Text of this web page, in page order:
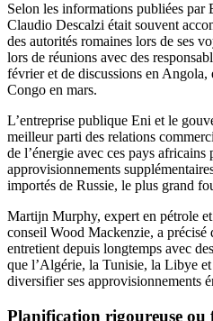
Selon les informations publiées par
Claudio Descalzi était souvent
des autorités romaines lors de ses
lors de réunions avec des
février et de discussions en
Congo en mars.
L’entreprise publique Eni et le
meilleur parti des relations
de l’énergie avec ces pays africains
approvisionnements
importés de Russie, le plus grand
Martijn Murphy, expert en pétrole
conseil Wood Mackenzie, a précisé
entretient depuis longtemps avec
que l’Algérie, la Tunisie, la Libye
diversifier ses approvisionnements
Planification rigoureuse